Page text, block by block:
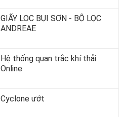
GIẤY LỌC BỤI SƠN - BỘ LỌC
ANDREAE
Hệ thống quan trắc khí thải
Online
Cyclone ướt